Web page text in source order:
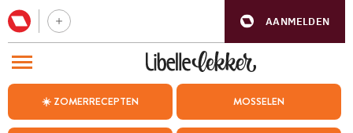
AANMELDEN
☀️ ZOMERRECEPTEN MOSSELEN
BEZOEK ONZE ANDERE WEBSITES